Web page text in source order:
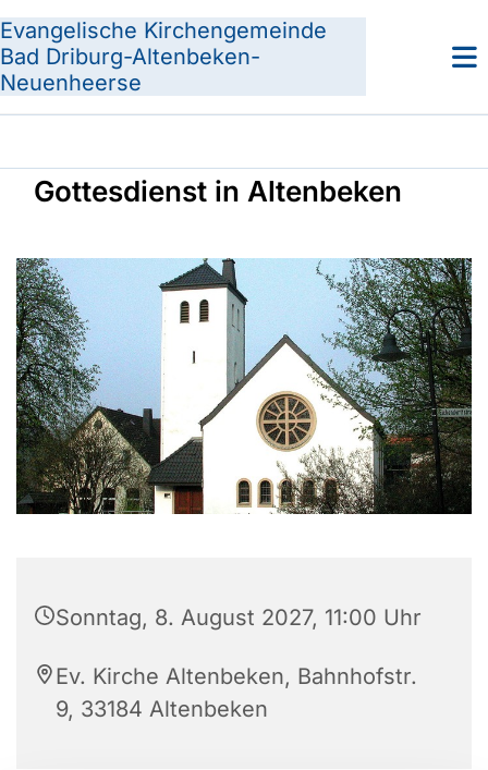
Evangelische Kirchengemeinde
Bad Driburg-Altenbeken-
Neuenheerse
Gottesdienst in Altenbeken
Sonntag, 8. August 2027, 11:00 Uhr
Ev. Kirche Altenbeken, Bahnhofstr.
9, 33184 Altenbeken